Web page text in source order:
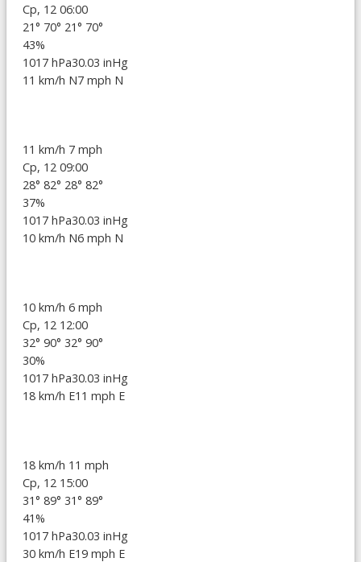
Ср, 12 06:00
21° 70° 21° 70°
43%
1017 hPa30.03 inHg
11 km/h N7 mph N
11 km/h 7 mph
Ср, 12 09:00
28° 82° 28° 82°
37%
1017 hPa30.03 inHg
10 km/h N6 mph N
10 km/h 6 mph
Ср, 12 12:00
32° 90° 32° 90°
30%
1017 hPa30.03 inHg
18 km/h E11 mph E
18 km/h 11 mph
Ср, 12 15:00
31° 89° 31° 89°
41%
1017 hPa30.03 inHg
30 km/h E19 mph E